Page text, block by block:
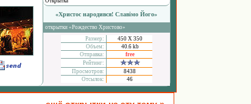
«Христос народився! Славімо Його»
открытки «Рождество Христово»
Размер:
450 Х 350
Объем:
40.6 kb
Отправка:
free
Рейтинг:
Просмотров:
8438
Отсылок:
46